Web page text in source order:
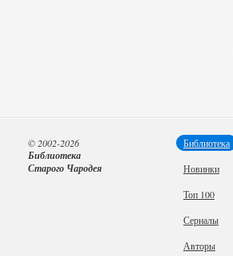
Библиотека
Новинки
Топ 100
Сериалы
Авторы
© 2002-2026
Библиотека
Старого Чародея